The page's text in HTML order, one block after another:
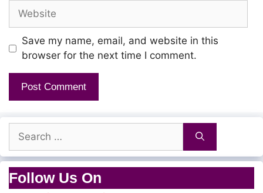
Marappoma! Marappoma!
Maruppoma! Maruppoma!
Kuzhalodu Ketkathe
Kaatril Paesum Vaarthaiye
Alayodu Ketkaathe
Website
Save my name, email, and website in this
browser for the next time I comment.
Search
for:
Follow Us On